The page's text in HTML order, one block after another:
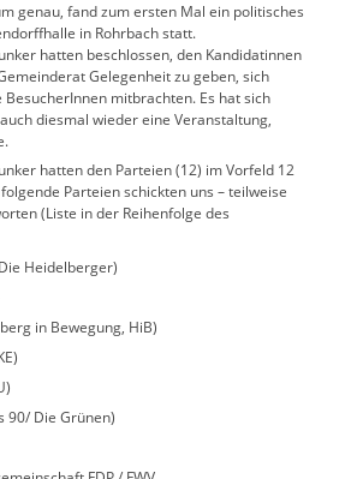
genau, fand zum ersten Mal ein politisches
in Rohrbach statt.
hatten beschlossen, den Kandidatinnen
Gelegenheit zu geben, sich
BesucherInnen mitbrachten. Es hat sich
diesmal wieder eine Veranstaltung,
hatten den Parteien (12) im Vorfeld 12
Parteien schickten uns – teilweise
(Liste in der Reihenfolge des
Heidelberger)
in Bewegung, HiB)
90/ Die Grünen)